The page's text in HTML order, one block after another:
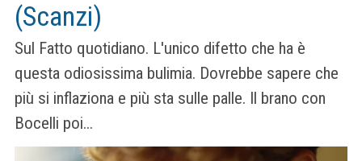
(Scanzi)
Sul Fatto quotidiano. L'unico difetto che ha è
questa odiosissima bulimia. Dovrebbe sapere che
più si inflaziona e più sta sulle palle. Il brano con
Bocelli poi...